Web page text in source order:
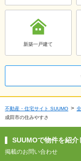
新築一戸建て
不動産・住宅サイト SUUMO
成田市の住みやすさ
SUUMOで物件を紹介
掲載のお問い合わせ